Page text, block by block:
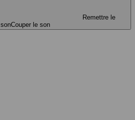
Remettre le
sonCouper le son